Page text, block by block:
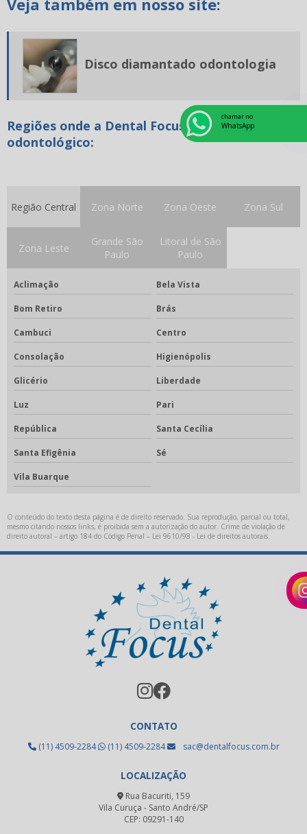
Cimento endodôntico valor
Cimento resinoso odontológico
Disco diamantado odontologia
Dissilicato de lítio
Equipamentos para prótese dentaria
Estojo aparelho dental
Estojo para aparelho ortodôntico
Filme radiográfico odontológico
Filme radiográfico odontológico preço
Fixador odontológico
Forno fotopolimerizável
Forno para porcelana odontológica
Fotopolimerizador odontológico
Godê para porcelana
Gode para stain
Gotejador elétrico
Isolante para cerâmica
Kit acadêmico odontológico
Kit acadêmico odontológico preço
Kit acadêmico para odontologia
Limas endodônticas
Limas endodônticas preço
Placa fotopolimerizável
Veja também em nosso site:
Disco diamantado odontologia
Regiões onde a Dental Focus atende Alginato
odontológico:
Região Central Zona Norte Zona Oeste Zona Sul
Zona Leste
Grande São
Paulo
Litoral de São
Paulo
Aclimação Bela Vista
Bom Retiro Brás
Cambuci Centro
Consolação Higienópolis
Glicério Liberdade
Luz Pari
República Santa Cecília
Santa Efigênia Sé
Vila Buarque
O conteúdo do texto desta página é de direito reservado. Sua reprodução, parcial ou total,
mesmo citando nossos links, é proibida sem a autorização do autor. Crime de violação de
direito autoral – artigo 184 do Código Penal – Lei 9610/98 - Lei de direitos autorais.
CONTATO
(11) 4509-2284 (11) 4509-2284 sac@dentalfocus.com.br
LOCALIZAÇÃO
Rua Bacuriti, 159
Vila Curuça - Santo André/SP
CEP: 09291-140
chamar no
WhatsApp